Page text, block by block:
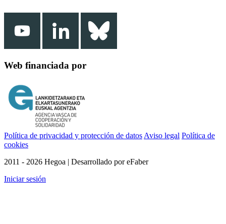
Web financiada por
Política de privacidad y protección de datos Aviso legal Política de
cookies
2011 - 2026 Hegoa | Desarrollado por eFaber
Iniciar sesión